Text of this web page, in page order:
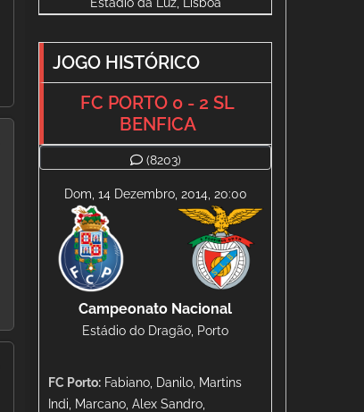
JOGO HISTÓRICO
FC PORTO 0 - 2 SL
BENFICA
(8203)
Dom, 14 Dezembro, 2014, 20:00
Campeonato Nacional
Estádio do Dragão, Porto
FC Porto: Fabiano, Danilo, Martins
Indi, Marcano, Alex Sandro,